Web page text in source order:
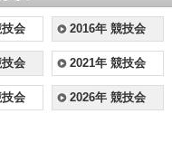
会 2016年 競技会
会 2021年 競技会
会 2026年 競技会